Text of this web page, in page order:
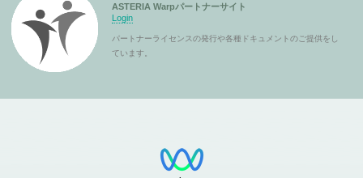
ASTERIA Warpパートナーサイト
Login
パートナーライセンスの発行や各種ドキュメントのご提供をし
ています。